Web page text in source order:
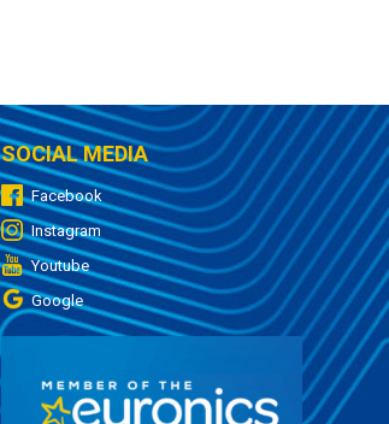
SOCIAL MEDIA
Facebook
Instagram
Youtube
Google